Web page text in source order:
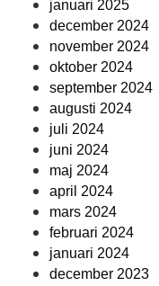
januari 2025
december 2024
november 2024
oktober 2024
september 2024
augusti 2024
juli 2024
juni 2024
maj 2024
april 2024
mars 2024
februari 2024
januari 2024
december 2023